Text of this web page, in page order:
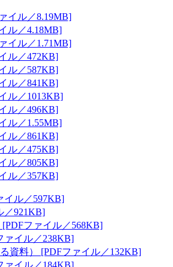
イル／8.19MB]
ル／4.18MB]
イル／1.71MB]
ル／472KB]
ル／587KB]
ル／841KB]
ル／1013KB]
ル／496KB]
ル／1.55MB]
ル／861KB]
ル／475KB]
ル／805KB]
ル／357KB]
ル／597KB]
／921KB]
ファイル／568KB]
イル／238KB]
資料） [PDFファイル／132KB]